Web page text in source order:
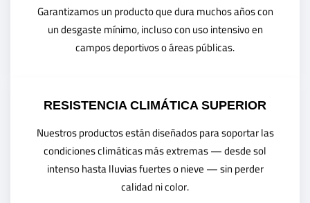
Garantizamos un producto que dura muchos años con
un desgaste mínimo, incluso con uso intensivo en
campos deportivos o áreas públicas.
RESISTENCIA CLIMÁTICA SUPERIOR
Nuestros productos están diseñados para soportar las
condiciones climáticas más extremas — desde sol
intenso hasta lluvias fuertes o nieve — sin perder
calidad ni color.